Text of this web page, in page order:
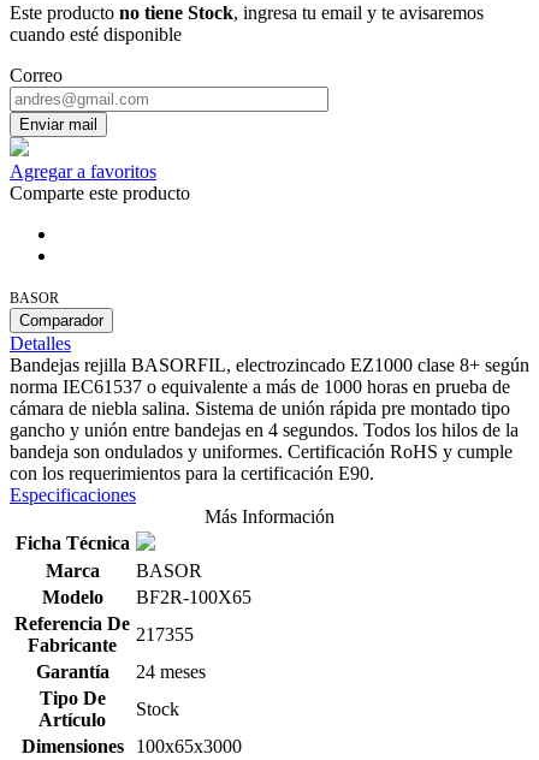
Este producto no tiene Stock, ingresa tu email y te avisaremos
cuando esté disponible
Correo
Enviar mail
Agregar a favoritos
Comparte este producto
BASOR
Comparador
Detalles
Bandejas rejilla BASORFIL, electrozincado EZ1000 clase 8+ según
norma IEC61537 o equivalente a más de 1000 horas en prueba de
cámara de niebla salina. Sistema de unión rápida pre montado tipo
gancho y unión entre bandejas en 4 segundos. Todos los hilos de la
bandeja son ondulados y uniformes. Certificación RoHS y cumple
con los requerimientos para la certificación E90.
Especificaciones
Más Información
Ficha Técnica
Marca
BASOR
Modelo
BF2R-100X65
Referencia De
Fabricante
217355
Garantía
24 meses
Tipo De
Artículo
Stock
Dimensiones
100x65x3000